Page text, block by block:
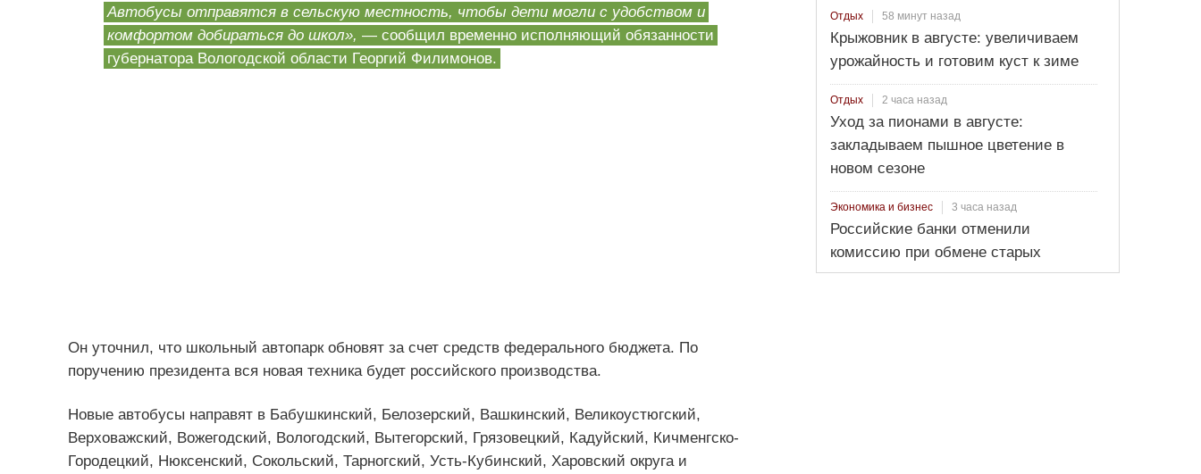
Автобусы отправятся в сельскую местность, чтобы дети могли с удобством и
комфортом добираться до школ», — сообщил временно исполняющий обязанности
губернатора Вологодской области Георгий Филимонов.
Он уточнил, что школьный автопарк обновят за счет средств федерального бюджета. По
поручению президента вся новая техника будет российского производства.
Новые автобусы направят в Бабушкинский, Белозерский, Вашкинский, Великоустюгский,
Верховажский, Вожегодский, Вологодский, Вытегорский, Грязовецкий, Кадуйский, Кичменгско-
Городецкий, Нюксенский, Сокольский, Тарногский, Усть-Кубинский, Харовский округа и
Отдых 58 минут назад
Крыжовник в августе: увеличиваем
урожайность и готовим куст к зиме
Отдых 2 часа назад
Уход за пионами в августе:
закладываем пышное цветение в
новом сезоне
Экономика и бизнес 3 часа назад
Российские банки отменили
комиссию при обмене старых
долларов